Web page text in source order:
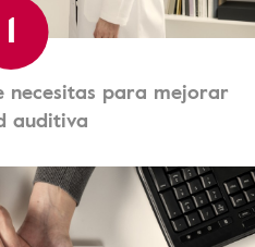
1
necesitas para mejorar
auditiva